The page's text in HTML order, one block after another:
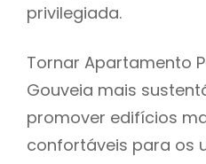
privilegiada.
Tornar Apartamento
Gouveia mais
promover edifícios
confortáveis para os